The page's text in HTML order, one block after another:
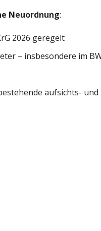
Neuordnung:
2026 geregelt
– insbesondere im
aufsichts-